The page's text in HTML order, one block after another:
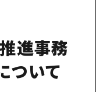
進事務
ついて